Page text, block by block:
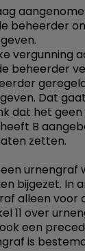
beheerder
vergunning
beheerder
Dat
dat het
B
zetten.
urnengraf
bijgezet. In
alleen voor
11 over
een
is